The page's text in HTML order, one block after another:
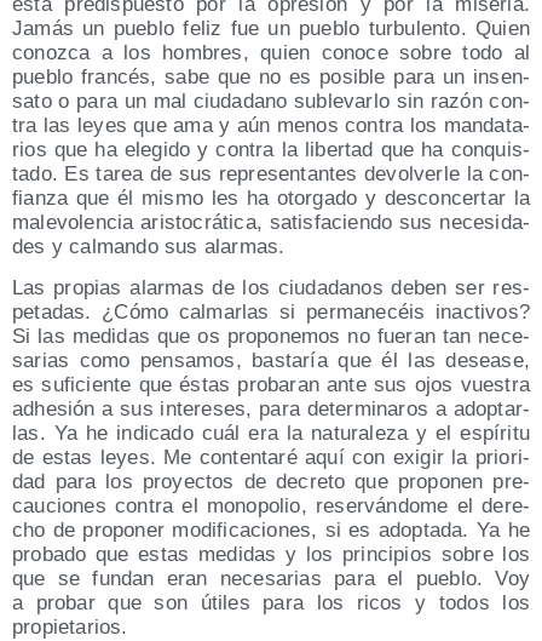
Jamás un pue­blo feliz fue un pue­blo tur­bu­len­to. Quien
conoz­ca a los hom­bres, quien cono­ce sobre todo al
pue­blo fran­cés, sabe que no es posi­ble para un insen­
sa­to o para un mal ciu­da­dano suble­var­lo sin razón con­
tra las leyes que ama y aún menos con­tra los man­da­ta­
rios que ha ele­gi­do y con­tra la liber­tad que ha con­quis­
ta­do. Es tarea de sus repre­sen­tan­tes devol­ver­le la con­
fian­za que él mis­mo les ha otor­ga­do y des­con­cer­tar la
male­vo­len­cia aris­to­crá­ti­ca, satis­fa­cien­do sus nece­si­da­
des y cal­man­do sus alarmas.
Las pro­pias alar­mas de los ciu­da­da­nos deben ser res­
pe­ta­das. ¿Cómo cal­mar­las si per­ma­ne­céis inac­ti­vos?
Si las medi­das que os pro­po­ne­mos no fue­ran tan nece­
sa­rias como pen­sa­mos, bas­ta­ría que él las desea­se,
es sufi­cien­te que éstas pro­ba­ran ante sus ojos vues­tra
adhe­sión a sus intere­ses, para deter­mi­na­ros a adop­tar­
las. Ya he indi­ca­do cuál era la natu­ra­le­za y el espí­ri­tu
de estas leyes. Me con­ten­ta­ré aquí con exi­gir la prio­ri­
dad para los pro­yec­tos de decre­to que pro­po­nen pre­
cau­cio­nes con­tra el mono­po­lio, reser­ván­do­me el dere­
cho de pro­po­ner modi­fi­ca­cio­nes, si es adop­ta­da. Ya he
pro­ba­do que estas medi­das y los prin­ci­pios sobre los
que se fun­dan eran nece­sa­rias para el pue­blo. Voy
a pro­bar que son úti­les para los ricos y todos los
propietarios.